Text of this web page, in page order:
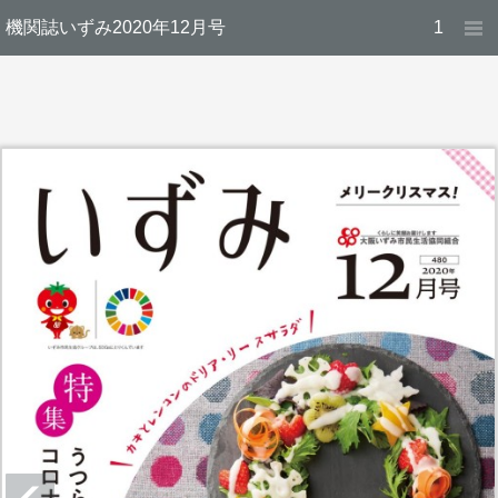
機関誌いずみ2020年12月号 1